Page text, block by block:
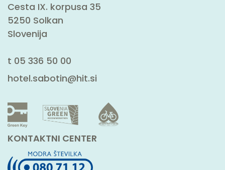
Cesta IX. korpusa 35
5250 Solkan
Slovenija
t 05 336 50 00
hotel.sabotin@hit.si
KONTAKTNI CENTER